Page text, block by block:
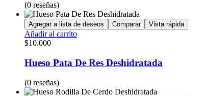
(0 reseñas)
Agregar a lista de deseos Comparar Vista rápida
Añadir al carrito
$10.000
Hueso Pata De Res Deshidratada
(0 reseñas)